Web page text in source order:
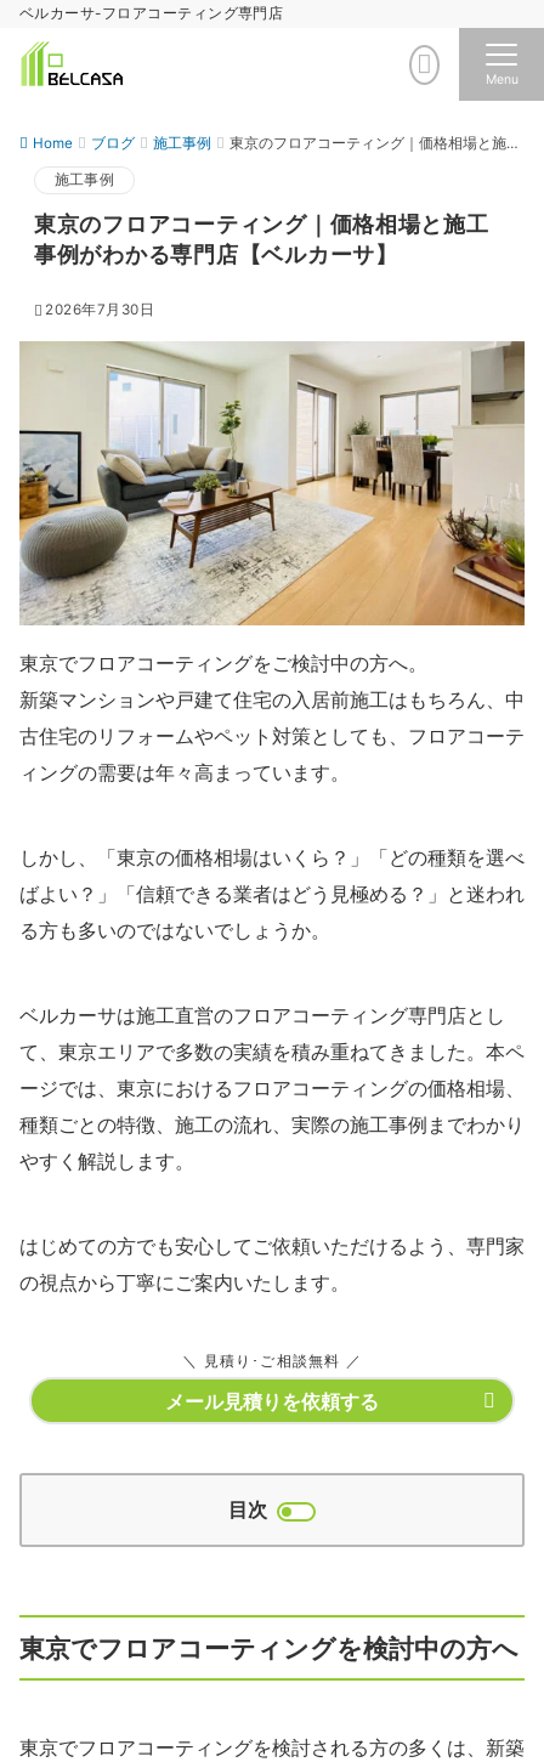
ベルカーサ-フロアコーティング専門店
Menu
Home ブログ 施工事例 東京のフロアコーティング｜価格相場と施工事例がわかる専門店【ベルカーサ】
施工事例
東京のフロアコーティング｜価格相場と施工
事例がわかる専門店【ベルカーサ】
2026年7月30日
東京でフロアコーティングをご検討中の方へ。
新築マンションや戸建て住宅の入居前施工はもちろん、中
古住宅のリフォームやペット対策としても、フロアコーテ
ィングの需要は年々高まっています。
しかし、「東京の価格相場はいくら？」「どの種類を選べ
ばよい？」「信頼できる業者はどう見極める？」と迷われ
る方も多いのではないでしょうか。
ベルカーサは施工直営のフロアコーティング専門店とし
て、東京エリアで多数の実績を積み重ねてきました。本ペ
ージでは、東京におけるフロアコーティングの価格相場、
種類ごとの特徴、施工の流れ、実際の施工事例までわかり
やすく解説します。
はじめての方でも安心してご依頼いただけるよう、専門家
の視点から丁寧にご案内いたします。
＼ 見積り･ご相談無料 ／
メール見積りを依頼する
目次
東京でフロアコーティングを検討中の方へ
東京でフロアコーティングを検討される方の多くは、新築